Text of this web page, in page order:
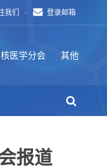
我们 · 登录邮箱
医学分会 其他
报道